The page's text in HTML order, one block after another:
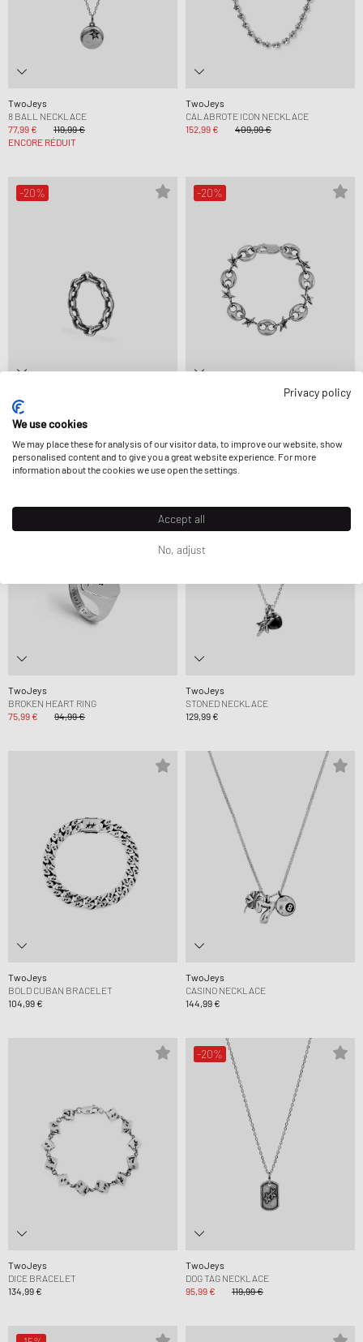
TwoJeys
8 BALL NECKLACE
77,99 €
119,99 €
ENCORE RÉDUIT
TwoJeys
CALABROTE ICON NECKLACE
152,99 €
409,99 €
-20%
TwoJeys
ICON MULTI LINK RING
87,99 €
109,99 €
-20%
TwoJeys
BROKEN HEART RING
75,99 €
94,99 €
TwoJeys
STONED NECKLACE
129,99 €
TwoJeys
BOLD CUBAN BRACELET
104,99 €
TwoJeys
CASINO NECKLACE
144,99 €
TwoJeys
DICE BRACELET
134,99 €
-20%
TwoJeys
DOG TAG NECKLACE
95,99 €
119,99 €
Privacy policy
We use cookies
We may place these for analysis of our visitor data, to improve our website, show
personalised content and to give you a great website experience. For more
information about the cookies we use open the settings.
Accept all
No, adjust